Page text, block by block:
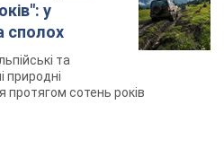
у
сполох
та
природні
протягом сотень років